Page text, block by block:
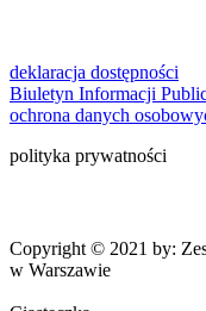
deklaracja dostępności
Biuletyn Informacji
ochrona danych
polityka prywatności
Copyright © 2021 by:
w Warszawie